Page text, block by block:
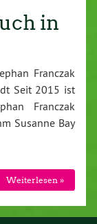
in
Franczak
Seit 2015 ist
Franczak
Susanne Bay
Weiterlesen »